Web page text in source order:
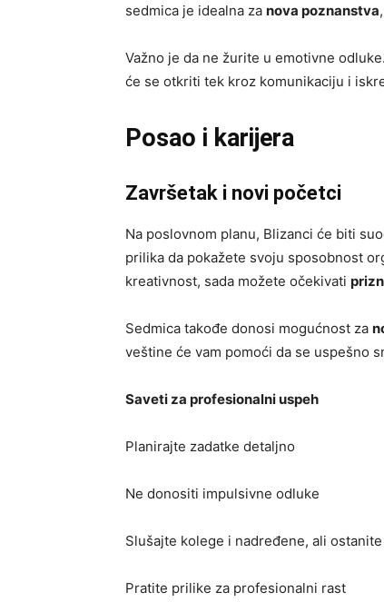
sedmica je idealna za nova poznanstva
Važno je da ne žurite u emotivne
će se otkriti tek kroz komunikaciju i
Posao i karijera
Završetak i novi početci
Na poslovnom planu, Blizanci će biti
prilika da pokažete svoju sposobnost
kreativnost, sada možete očekivati
Sedmica takođe donosi mogućnost za
veštine će vam pomoći da se uspešno
Saveti za profesionalni uspeh
Planirajte zadatke detaljno
Ne donositi impulsivne odluke
Slušajte kolege i nadređene, ali
Pratite prilike za profesionalni rast